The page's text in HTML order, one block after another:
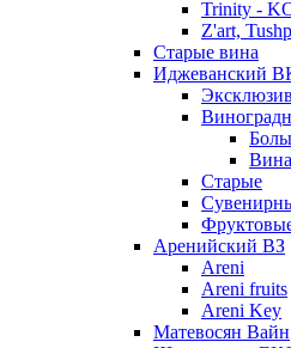
Trinity -
Z'art,
Старые вина
Иджеванский
Старые
Аренийский ВЗ
Areni
Areni fruits
Areni Key
Матевосян Вайн